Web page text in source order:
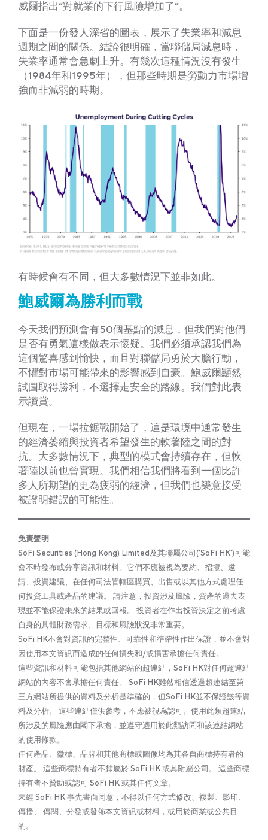
威爾指出“對就業的下行風險增加了”。
下面是一份發人深省的圖表，展示了失業率和減息
週期之間的關係。結論很明確，當聯儲局減息時，
失業率通常會急劇上升。有幾次這種情況沒有發生
（1984年和1995年），但那些時期是勞動力市場增
強而非減弱的時期。
有時候會有不同，但大多數情況下並非如此。
鮑威爾為勝利而戰
今天我們預測會有50個基點的減息，但我們對他們
是否有勇氣這樣做表示懷疑。我們必須承認我們為
這個驚喜感到愉快，而且對聯儲局勇於大膽行動，
不懼對市場可能帶來的影響感到自豪。鮑威爾顯然
試圖取得勝利，不選擇走安全的路線。我們對此表
示讚賞。
但現在，一場拉鋸戰開始了，這是環境中通常發生
的經濟萎縮與投資者希望發生的軟著陸之間的對
抗。大多數情況下，典型的模式會持續存在，但軟
著陸以前也曾實現。我們相信我們將看到一個比許
多人所期望的更為疲弱的經濟，但我們也樂意接受
被證明錯誤的可能性。
免責聲明
SoFi Securities (Hong Kong) Limited及其聯屬公司(‘SoFi HK’)可能
會不時發布或分享資訊和材料。它們不應被視為要約、招攬、邀
請、投資建議、在任何司法管轄區購買、出售或以其他方式處理任
何投資工具或產品的建議。 請注意，投資涉及風險，資產的過去表
現並不能保證未來的結果或回報。 投資者在作出投資決定之前考慮
自身的具體財務需求、目標和風險狀況非常重要。
SoFi HK不會對資訊的完整性、可靠性和準確性作出保證，並不會對
因使用本文資訊而造成的任何損失和/或損害承擔任何責任。
這些資訊和材料可能包括其他網站的超連結，SoFi HK對任何超連結
網站的內容不會承擔任何責任。 SoFi HK雖然相信透過超連結至第
三方網站所提供的資料及分析是準確的，但SoFi HK並不保證該等資
料及分析。 這些連結僅供參考，不應被視為認可。使用此類超連結
所涉及的風險應由閣下承擔，並遵守適用於此類訪問和該連結網站
的使用條款。
任何產品、徽標、品牌和其他商標或圖像均為其各自商標持有者的
財產。 這些商標持有者不隸屬於 SoFi HK 或其附屬公司。 這些商標
持有者不贊助或認可 SoFi HK 或其任何文章。
未經 SoFi HK 事先書面同意，不得以任何方式修改、複製、影印、
傳播、 傳閱、分發或發佈本文資訊或材料，或用於商業或公共目
的。